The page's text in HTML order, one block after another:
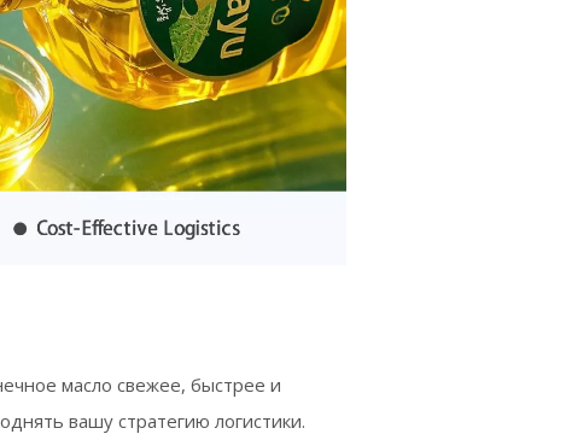
масло свежее, быстрее и
вашу стратегию логистики.